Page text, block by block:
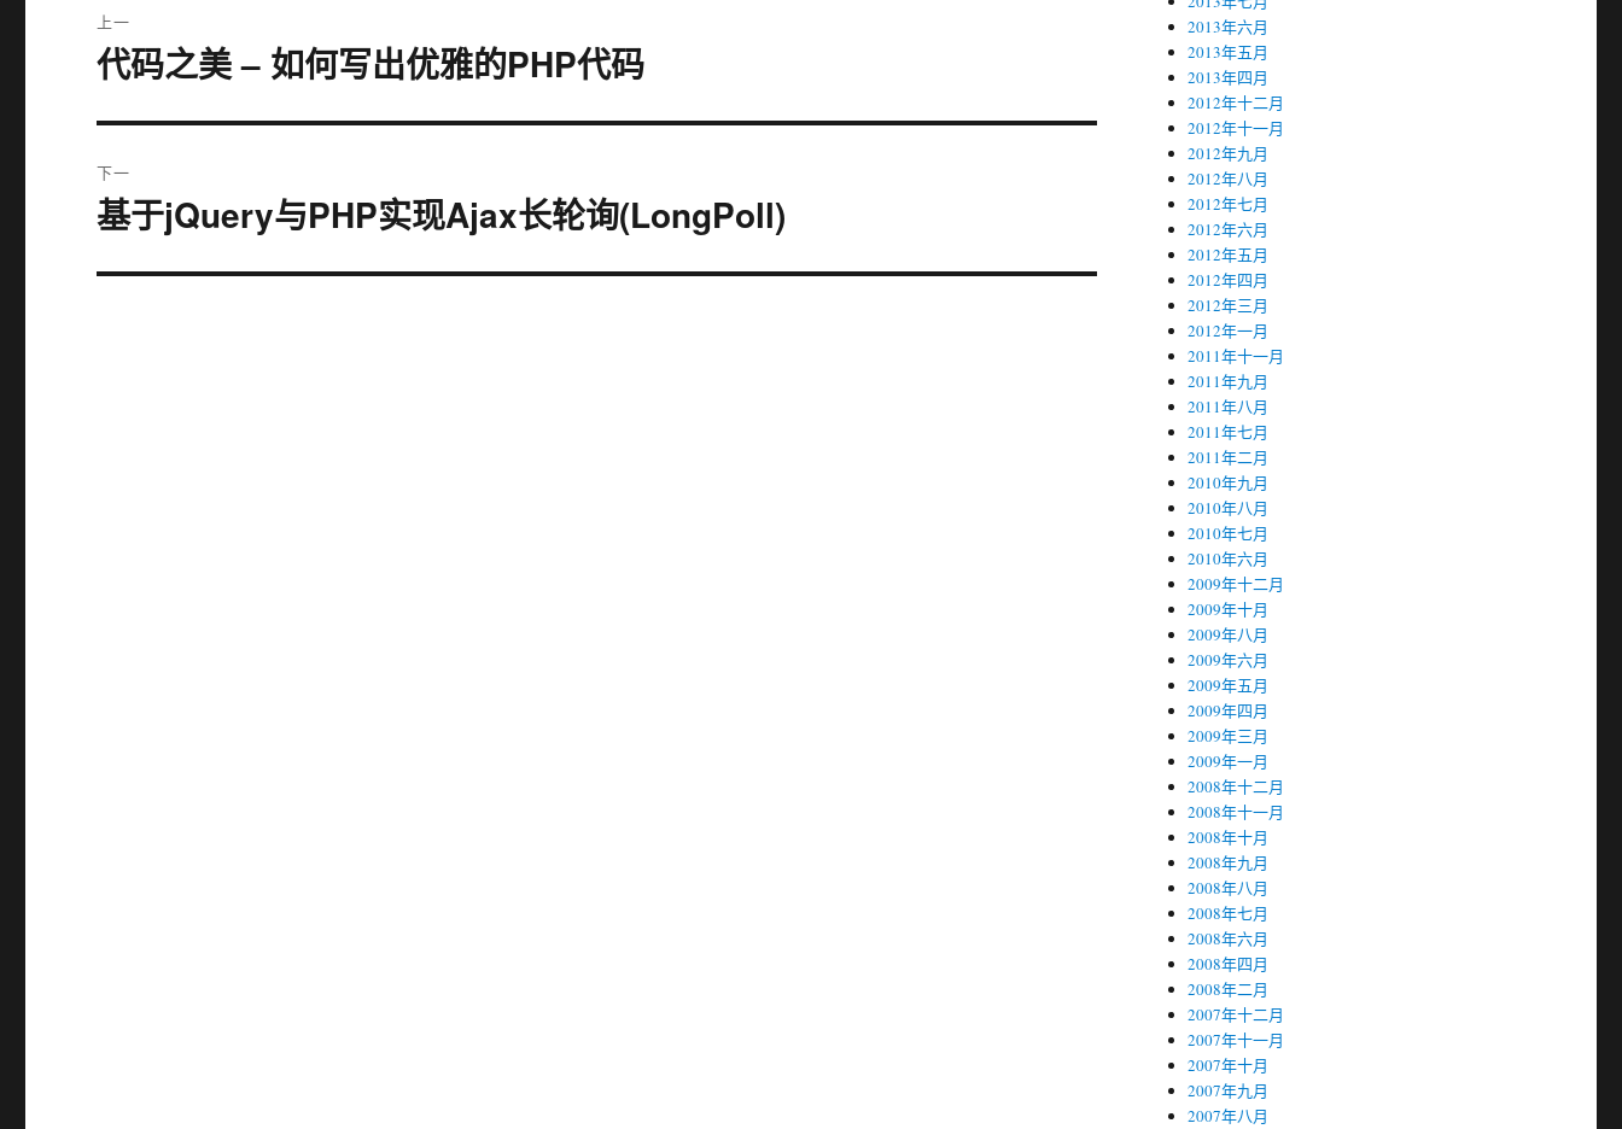
章
上一
上
文
章：
代码之美 – 如何写出优雅的PHP代码
下一
下
文
基于jQuery与PHP实现Ajax长轮询(LongPoll)
2013年六月
2013年五月
2013年四月
2012年十二月
2012年十一月
2012年九月
2012年八月
2012年七月
2012年六月
2012年五月
2012年四月
2012年三月
2012年一月
2011年十一月
2011年九月
2011年八月
2011年七月
2011年二月
2010年九月
2010年八月
2010年七月
2010年六月
2009年十二月
2009年十月
2009年八月
2009年六月
2009年五月
2009年四月
2009年三月
2009年一月
2008年十二月
2008年十一月
2008年十月
2008年九月
2008年八月
2008年七月
2008年六月
2008年四月
2008年二月
2007年十二月
2007年十一月
2007年十月
2007年九月
2007年八月